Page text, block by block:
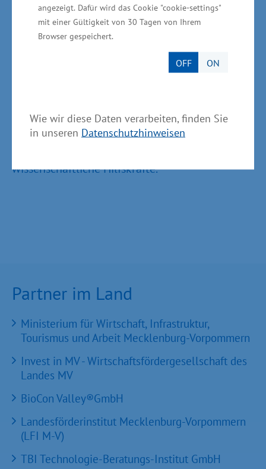
angezeigt. Dafür wird das Cookie "cookie-settings"
mit einer Gültigkeit von 30 Tagen von Ihrem
Browser gespeichert.
OFF ON
Wie wir diese Daten verarbeiten, finden Sie
in unseren Datenschutzhinweisen
Fertigungstechnik, Automatisierungstechnik,
Qualitätstechnik, Organisationstechnik sowie
Funktionsmusterbau, Messtechnik und
Prüftechnik unter anderem für die
Schienenfahrzeugbau. Derzeit sind über 200
wissenschaftliche und technische Mitarbeitende
wissenschaftliche Hilfskräfte.
Partner im Land
Ministerium für Wirtschaft, Infrastruktur,
Tourismus und Arbeit Mecklenburg-Vorpommern
Invest in MV - Wirtschaftsfördergesellschaft des
Landes MV
BioCon Valley®GmbH
Landesförderinstitut Mecklenburg-Vorpommern
(LFI M-V)
TBI Technologie-Beratungs-Institut GmbH